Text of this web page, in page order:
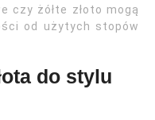
czy żółte złoto mogą
od użytych stopów
do stylu